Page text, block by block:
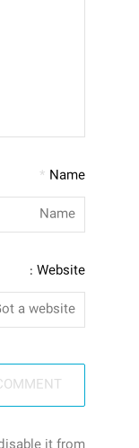
Name
*
Website :